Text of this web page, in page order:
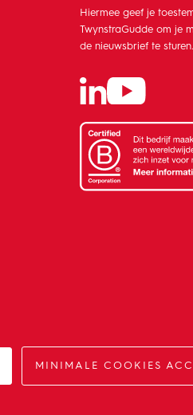
MINIMALE COOKIES
Hiermee geef je
TwynstraGudde om je
de nieuwsbrief te sturen.